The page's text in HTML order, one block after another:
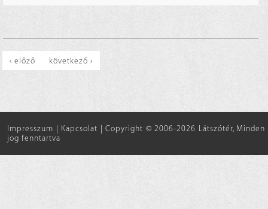
‹ előző következő ›
Impresszum Kapcsolat
Copyright © 2006-2026 Látszótér, Minden
jog fenntartva